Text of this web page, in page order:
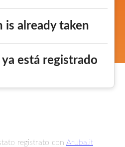
is already taken
está registrado
registrato con Aruba.it